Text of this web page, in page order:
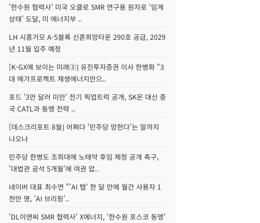
'한수원 협력사' 미국 오클로 SMR 연구용 원자로 '임계
상태' 도달, 미 에너지부 ..
LH 시흥거모 A-5블록 신혼희망타운 290호 공급, 2029
년 11월 입주 예정
[K-GX에 보이는 미래③] 유진투자증권 이사 한병화 "3
대 메가프로젝트 재생에너지만으..
포드 '3만 달러 미만' 전기 픽업트럭 공개, SK온 대신 중
국 CATL과 동맹 전략 ..
[데스크리포트 8월] 어쩌다 '민주당 망한다'는 말까지
나오나
민주당 한병도 조희대에 노태악 후임 제청 공개 촉구,
'대법관 공석 5개월'에 여권 압..
네이버 대표 최수연 "'AI 탭' 한 달 만에 월간 사용자 1
천만 명, 'AI 브리핑'..
'DL이앤씨 SMR 협력사' X에너지, '한수원 포스코 동맹'